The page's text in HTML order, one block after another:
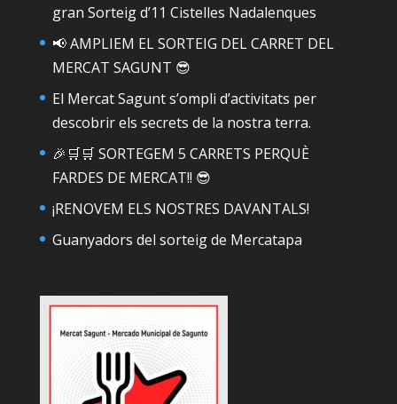
gran Sorteig d’11 Cistelles Nadalenques
📢 AMPLIEM EL SORTEIG DEL CARRET DEL
MERCAT SAGUNT 😎
El Mercat Sagunt s’ompli d’activitats per
descobrir els secrets de la nostra terra.
🎉🛒🛒 SORTEGEM 5 CARRETS PERQUÈ
FARDES DE MERCAT!! 😎
¡RENOVEM ELS NOSTRES DAVANTALS!
Guanyadors del sorteig de Mercatapa